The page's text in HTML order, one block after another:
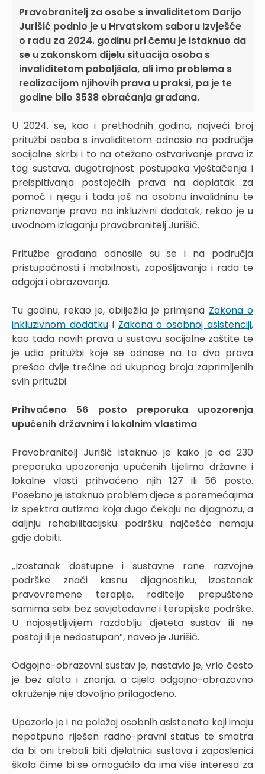
Pravobranitelj za osobe s invaliditetom Darijo
Jurišić podnio je u Hrvatskom saboru Izvješće
o radu za 2024. godinu pri čemu je istaknuo da
se u zakonskom dijelu situacija osoba s
invaliditetom poboljšala, ali ima problema s
realizacijom njihovih prava u praksi, pa je te
godine bilo 3538 obraćanja građana.
U 2024. se, kao i prethodnih godina, najveći broj
pritužbi osoba s invaliditetom odnosio na područje
socijalne skrbi i to na otežano ostvarivanje prava iz
tog sustava, dugotrajnost postupaka vještačenja i
preispitivanja postojećih prava na doplatak za
pomoć i njegu i tada još na osobnu invalidninu te
priznavanje prava na inkluzivni dodatak, rekao je u
uvodnom izlaganju pravobranitelj Jurišić.
Pritužbe građana odnosile su se i na područja
pristupačnosti i mobilnosti, zapošljavanja i rada te
odgoja i obrazovanja.
Tu godinu, rekao je, obilježila je primjena Zakona o
inkluzivnom dodatkui Zakona o osobnoj asistenciji,
kao tada novih prava u sustavu socijalne zaštite te
je udio pritužbi koje se odnose na ta dva prava
prešao dvije trećine od ukupnog broja zaprimljenih
svih pritužbi.
Prihvaćeno 56 posto preporuka upozorenja
upućenih državnim i lokalnim vlastima
Pravobranitelj Jurišić istaknuo je kako je od 230
preporuka upozorenja upućenih tijelima državne i
lokalne vlasti prihvaćeno njih 127 ili 56 posto.
Posebno je istaknuo problem djece s poremećajima
iz spektra autizma koja dugo čekaju na dijagnozu, a
daljnju rehabilitacijsku podršku najčešće nemaju
gdje dobiti.
„Izostanak dostupne i sustavne rane razvojne
podrške znači kasnu dijagnostiku, izostanak
pravovremene terapije, roditelje prepuštene
samima sebi bez savjetodavne i terapijske podrške.
U najosjetljivijem razdoblju djeteta sustav ili ne
postoji ili je nedostupan”, naveo je Jurišić.
Odgojno-obrazovni sustav je, nastavio je, vrlo često
je bez alata i znanja, a cijelo odgojno-obrazovno
okruženje nije dovoljno prilagođeno.
Upozorio je i na položaj osobnih asistenata koji imaju
nepotpuno riješen radno-pravni status te smatra
da bi oni trebali biti djelatnici sustava i zaposlenici
škola čime bi se omogućilo da ima više interesa za